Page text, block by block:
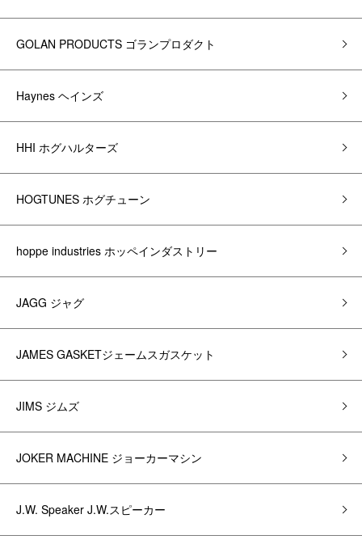
GOLAN PRODUCTS ゴランプロダクト
Haynes ヘインズ
HHI ホグハルターズ
HOGTUNES ホグチューン
hoppe industries ホッペインダストリー
JAGG ジャグ
JAMES GASKETジェームスガスケット
JIMS ジムズ
JOKER MACHINE ジョーカーマシン
J.W. Speaker J.W.スピーカー